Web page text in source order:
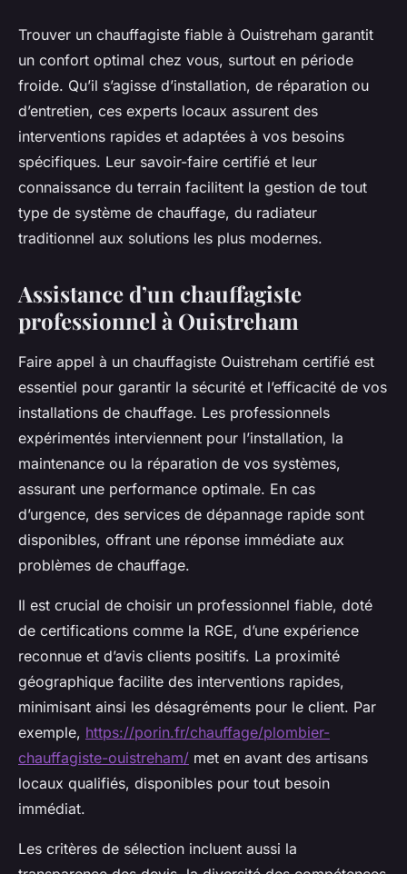
Trouver un chauffagiste fiable à Ouistreham garantit
un confort optimal chez vous, surtout en période
froide. Qu’il s’agisse d’installation, de réparation ou
d’entretien, ces experts locaux assurent des
interventions rapides et adaptées à vos besoins
spécifiques. Leur savoir-faire certifié et leur
connaissance du terrain facilitent la gestion de tout
type de système de chauffage, du radiateur
traditionnel aux solutions les plus modernes.
Assistance d’un chauffagiste
professionnel à Ouistreham
Faire appel à un chauffagiste Ouistreham certifié est
essentiel pour garantir la sécurité et l’efficacité de vos
installations de chauffage. Les professionnels
expérimentés interviennent pour l’installation, la
maintenance ou la réparation de vos systèmes,
assurant une performance optimale. En cas
d’urgence, des services de dépannage rapide sont
disponibles, offrant une réponse immédiate aux
problèmes de chauffage.
Il est crucial de choisir un professionnel fiable, doté
de certifications comme la RGE, d’une expérience
reconnue et d’avis clients positifs. La proximité
géographique facilite des interventions rapides,
minimisant ainsi les désagréments pour le client. Par
exemple, https://porin.fr/chauffage/plombier-
chauffagiste-ouistreham/ met en avant des artisans
locaux qualifiés, disponibles pour tout besoin
immédiat.
Les critères de sélection incluent aussi la